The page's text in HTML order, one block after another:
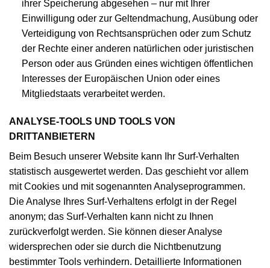
ihrer Speicherung abgesehen – nur mit Ihrer
Einwilligung oder zur Geltendmachung, Ausübung oder
Verteidigung von Rechtsansprüchen oder zum Schutz
der Rechte einer anderen natürlichen oder juristischen
Person oder aus Gründen eines wichtigen öffentlichen
Interesses der Europäischen Union oder eines
Mitgliedstaats verarbeitet werden.
ANALYSE-TOOLS UND TOOLS VON
DRITTANBIETERN
Beim Besuch unserer Website kann Ihr Surf-Verhalten
statistisch ausgewertet werden. Das geschieht vor allem
mit Cookies und mit sogenannten Analyseprogrammen.
Die Analyse Ihres Surf-Verhaltens erfolgt in der Regel
anonym; das Surf-Verhalten kann nicht zu Ihnen
zurückverfolgt werden. Sie können dieser Analyse
widersprechen oder sie durch die Nichtbenutzung
bestimmter Tools verhindern. Detaillierte Informationen